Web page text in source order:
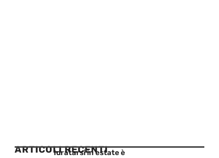
ARTICOLI RECENTI
Idratarsi in estate è